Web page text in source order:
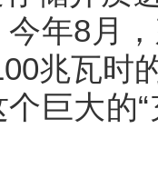
年8月
兆瓦时
巨大的